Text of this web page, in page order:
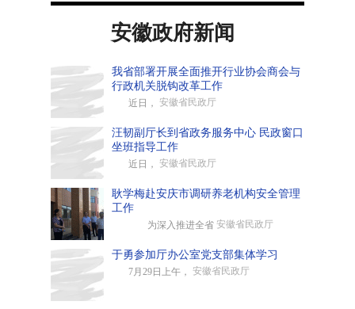
安徽政府新闻
我省部署开展全面推开行业协会商会与
行政机关脱钩改革工作
近日， 安徽省民政厅
汪韧副厅长到省政务服务中心 民政窗口
坐班指导工作
近日， 安徽省民政厅
耿学梅赴安庆市调研养老机构安全管理
工作
为深入推进全省 安徽省民政厅
于勇参加厅办公室党支部集体学习
7月29日上午， 安徽省民政厅